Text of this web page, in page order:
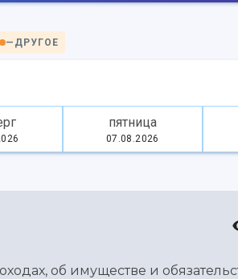
— ДРУГОЕ
пятница
07.08.2026
об имуществе и